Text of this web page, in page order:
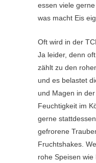
essen viele
was macht Eis
Oft wird in der
Ja leider, denn
zählt zu den
und es belastet
und Magen in
Feuchtigkeit im
gerne
gefrorene
Fruchtshakes.
rohe Speisen